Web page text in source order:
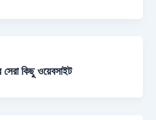
সেরা কিছু ওয়েবসাইট